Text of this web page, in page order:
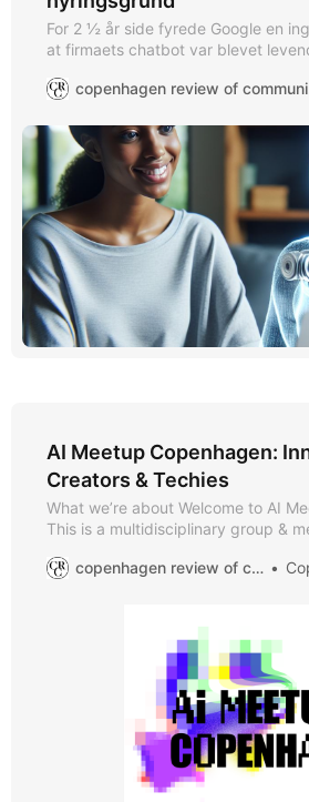
For 2 ½ år side fyrede Google en
at firmaets chatbot var blevet
skal undersøge AI-modellers
AI Meetup Copenhagen:
Creators & Techies
What we’re about Welcome to AI
This is a multidisciplinary group &
about learning and talking about
copenhagen review of communication